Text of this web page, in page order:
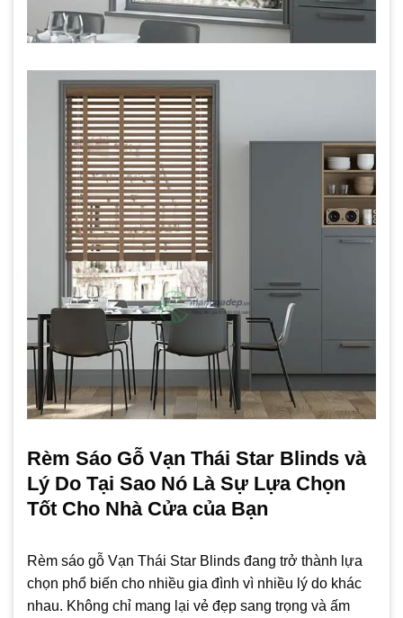
Rèm Sáo Gỗ Vạn Thái Star Blinds và
Lý Do Tại Sao Nó Là Sự Lựa Chọn
Tốt Cho Nhà Cửa của Bạn
Rèm sáo gỗ Vạn Thái Star Blinds đang trở thành lựa
chọn phổ biến cho nhiều gia đình vì nhiều lý do khác
nhau. Không chỉ mang lại vẻ đẹp sang trọng và ấm